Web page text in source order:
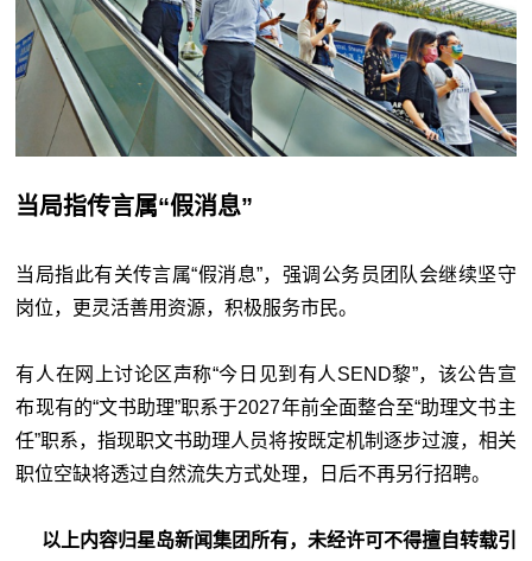
当局指传言属“假消息”
当局指此有关传言属“假消息”，强调公务员团队会继续坚守
岗位，更灵活善用资源，积极服务市民。
有人在网上讨论区声称“今日见到有人SEND黎”，该公告宣
布现有的“文书助理”职系于2027年前全面整合至“助理文书主
任”职系，指现职文书助理人员将按既定机制逐步过渡，相关
职位空缺将透过自然流失方式处理，日后不再另行招聘。
以上内容归星岛新闻集团所有，未经许可不得擅自转载引